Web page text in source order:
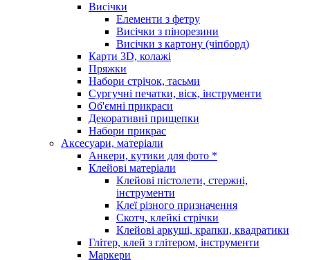
Висічки
Елементи з фетру
Висічки з пінорезини
Висічки з картону (чіпборд)
Карти 3D, колажі
Пряжки
Набори стрічок, тасьми
Сургучні печатки, віск, інструменти
Об'ємні прикраси
Декоративні прищепки
Набори прикрас
Аксесуари, матеріали
Анкери, кутики для фото *
Клейові матеріали
Клейові пістолети, стержні,
інструменти
Клеї різного призначення
Скотч, клейкі стрічки
Клейові аркуші, крапки, квадратики
Глітер, клей з глітером, інструменти
Маркери